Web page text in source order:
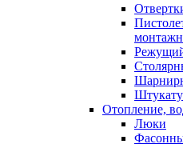
Отопление,
Люки